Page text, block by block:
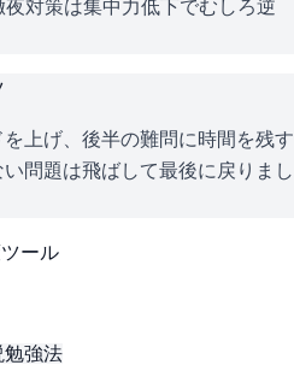
対策は集中力低下でむしろ逆
上げ、後半の難問に時間を残す
問題は飛ばして最後に戻りまし
ール
勉強法